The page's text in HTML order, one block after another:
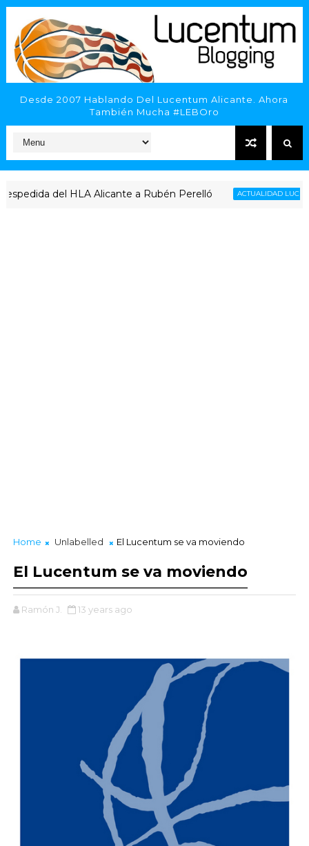
Desde 2007 Hablando Del Lucentum Alicante. Ahora
También Mucha #LEBOro
del HLA Alicante a Rubén Perelló ACTUALIDAD LUCENTUM
Home Unlabelled El Lucentum se va moviendo
El Lucentum se va moviendo
Ramón J. 13 years ago